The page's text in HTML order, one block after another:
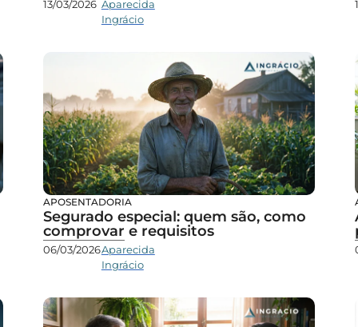
13/03/2026 Aparecida
Ingrácio
APOSENTADORIA
Segurado especial: quem são, como
comprovar e requisitos
06/03/2026Aparecida
Ingrácio